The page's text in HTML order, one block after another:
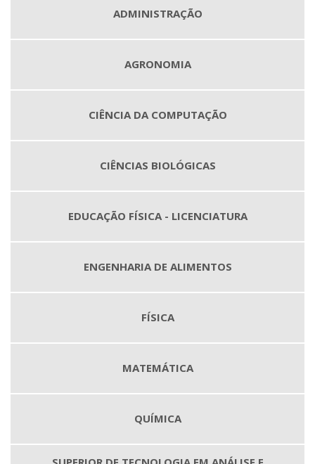
ADMINISTRAÇÃO
AGRONOMIA
CIÊNCIA DA COMPUTAÇÃO
CIÊNCIAS BIOLÓGICAS
EDUCAÇÃO FÍSICA - LICENCIATURA
ENGENHARIA DE ALIMENTOS
FÍSICA
MATEMÁTICA
QUÍMICA